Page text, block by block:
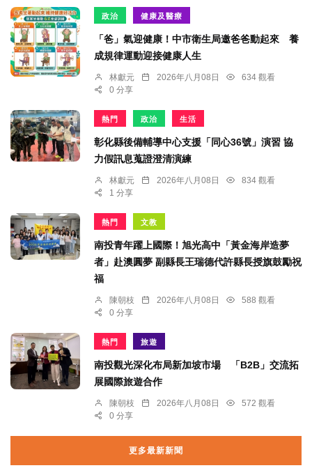
政治 健康及醫療
「爸」氣迎健康！中市衛生局邀爸爸動起來 養
成規律運動迎接健康人生
林獻元 2026年八月08日
634 觀看
0 分享
熱門 政治 生活
彰化縣後備輔導中心支援「同心36號」演習 協
力假訊息蒐證澄清演練
林獻元 2026年八月08日
834 觀看
1 分享
熱門 文教
南投青年躍上國際！旭光高中「黃金海岸造夢
者」赴澳圓夢 副縣長王瑞德代許縣長授旗鼓勵祝
福
陳朝枝 2026年八月08日
588 觀看
0 分享
熱門 旅遊
南投觀光深化布局新加坡市場 「B2B」交流拓
展國際旅遊合作
陳朝枝 2026年八月08日
572 觀看
0 分享
更多最新新聞